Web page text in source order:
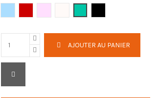
AJOUTER AU PANIER